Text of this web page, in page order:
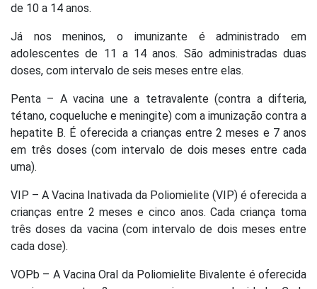
de 10 a 14 anos.
Já nos meninos, o imunizante é administrado em
adolescentes de 11 a 14 anos. São administradas duas
doses, com intervalo de seis meses entre elas.
Penta – A vacina une a tetravalente (contra a difteria,
tétano, coqueluche e meningite) com a imunização contra a
hepatite B. É oferecida a crianças entre 2 meses e 7 anos
em três doses (com intervalo de dois meses entre cada
uma).
VIP – A Vacina Inativada da Poliomielite (VIP) é oferecida a
crianças entre 2 meses e cinco anos. Cada criança toma
três doses da vacina (com intervalo de dois meses entre
cada dose).
VOPb – A Vacina Oral da Poliomielite Bivalente é oferecida